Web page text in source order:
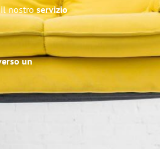
il nostroservizio
un